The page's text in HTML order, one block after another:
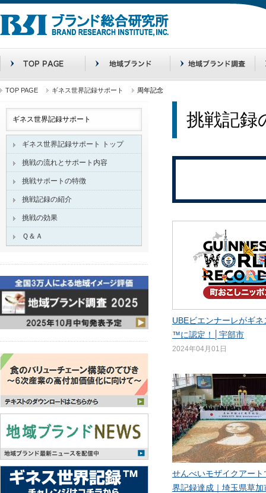
TOP PAGE ギネス世界記録サポート 周年記念
挑戦記録
UBEビエンナーレがギ
™に認定！│宇部市
2024年04月01日
せんべいモザイクアート
界記録達成｜埼玉県草加
ギネス世界記録サポート
ギネス世界記録サポート トップ
挑戦の流れとサポート内容
挑戦サポートの特徴
挑戦記録の紹介
挑戦の効果
Ｑ＆Ａ